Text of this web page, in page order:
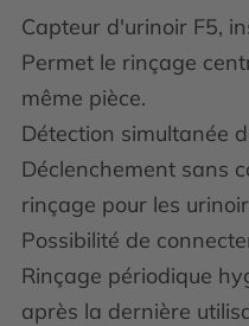
Capteur d'urinoir F5,
Permet le rinçage
même pièce.
Détection simultanée
Déclenchement sans
rinçage pour les
Possibilité de
Rinçage périodique
après la dernière